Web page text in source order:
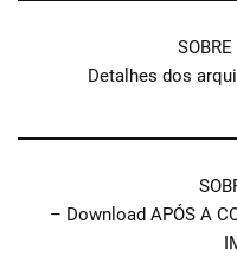
Detalhes dos
– Download APÓS A